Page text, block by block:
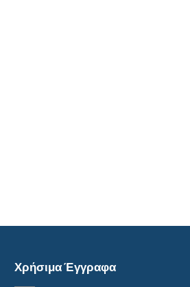
Χρήσιμα Έγγραφα